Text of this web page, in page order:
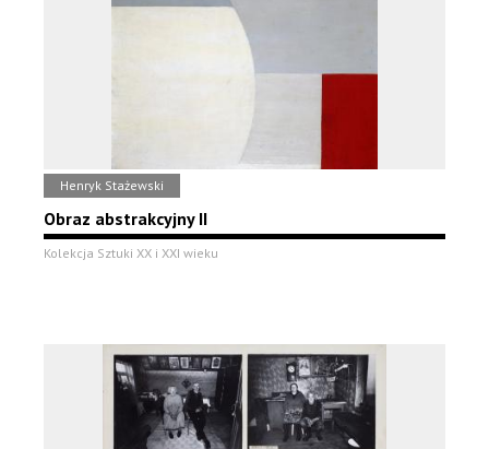
Henryk Stażewski
Obraz abstrakcyjny II
Kolekcja Sztuki XX i XXI wieku